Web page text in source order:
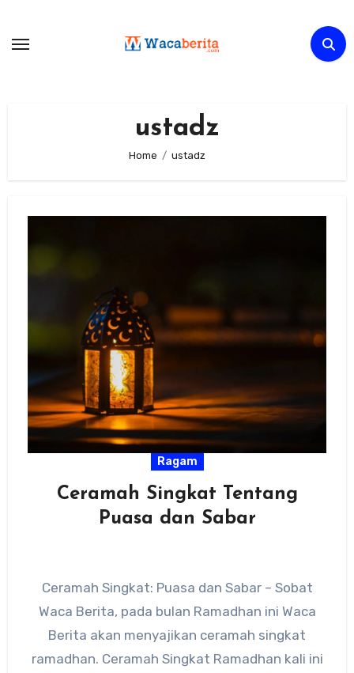
content
ustadz
Home ustadz
Ragam
Ceramah Singkat Tentang
Puasa dan Sabar
Ceramah Singkat: Puasa dan Sabar – Sobat
Waca Berita, pada bulan Ramadhan ini Waca
Berita akan menyajikan ceramah singkat
ramadhan. Ceramah Singkat Ramadhan kali ini